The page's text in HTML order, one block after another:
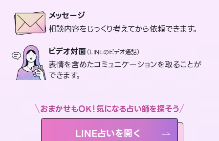
メッセージ
相談内容をじっくり考えてから依頼できます。
ビデオ対面（LINEのビデオ通話）
表情を含めたコミュニケーションを取ることが
できます。
おまかせもOK！気になる占い師を探そう
LINE占いを開く